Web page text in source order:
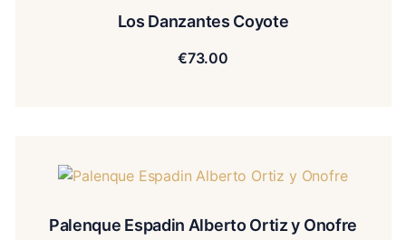
Los Danzantes Coyote
€73.00
Palenque Espadin Alberto Ortiz y Onofre